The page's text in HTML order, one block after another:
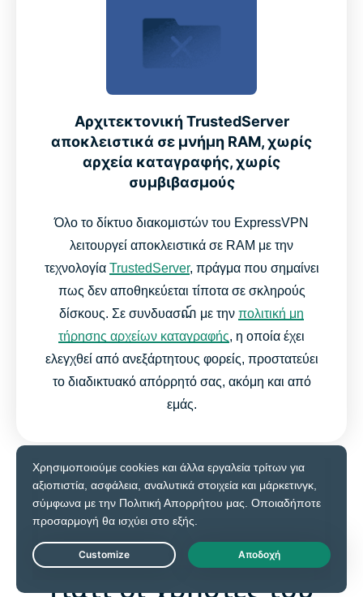
Αρχιτεκτονική TrustedServer
αποκλειστικά σε μνήμη RAM, χωρίς
αρχεία καταγραφής, χωρίς
συμβιβασμούς
Όλο το δίκτυο διακομιστών του ExpressVPN
λειτουργεί αποκλειστικά σε RAM με την
τεχνολογία TrustedServer, πράγμα που σημαίνει
πως δεν αποθηκεύεται τίποτα σε σκληρούς
δίσκους. Σε συνδυασណ៍ με την πολιτική μη
τήρησης αρχείων καταγραφής, η οποία έχει
ελεγχθεί από ανεξάρτητους φορείς, προστατεύει
το διαδικτυακό απόρρητό σας, ακόμη και από
εμάς.
Δοκιμάστε το ExpressVPN στον Edge
Γιατί οι χρήστες του
Live Chat